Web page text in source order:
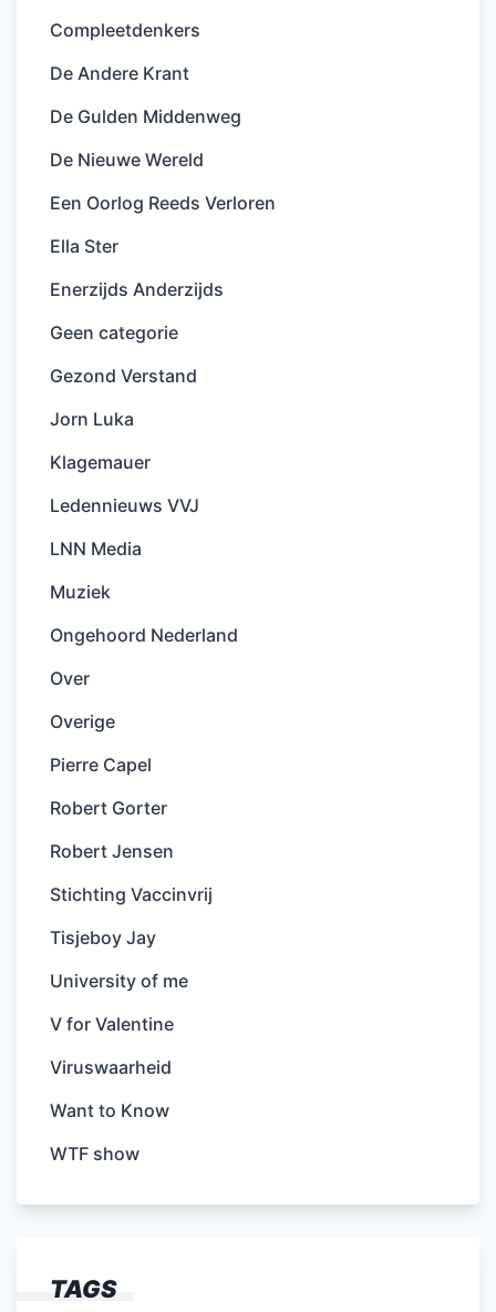
Compleetdenkers
De Andere Krant
De Gulden Middenweg
De Nieuwe Wereld
Een Oorlog Reeds Verloren
Ella Ster
Enerzijds Anderzijds
Geen categorie
Gezond Verstand
Jorn Luka
Klagemauer
Ledennieuws VVJ
LNN Media
Muziek
Ongehoord Nederland
Over
Overige
Pierre Capel
Robert Gorter
Robert Jensen
Stichting Vaccinvrij
Tisjeboy Jay
University of me
V for Valentine
Viruswaarheid
Want to Know
WTF show
TAGS